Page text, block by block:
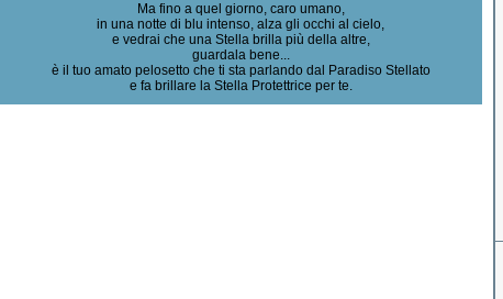
Ma fino a quel giorno, caro umano,
in una notte di blu intenso, alza gli occhi al cielo,
e vedrai che una Stella brilla più della altre,
guardala bene...
è il tuo amato pelosetto che ti sta parlando dal Paradiso Stellato
e fa brillare la Stella Protettrice per te.